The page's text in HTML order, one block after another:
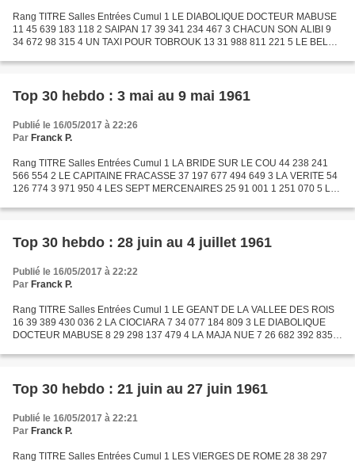
Rang TITRE Salles Entrées Cumul 1 LE DIABOLIQUE DOCTEUR MABUSE
11 45 639 183 118 2 SAIPAN 17 39 341 234 467 3 CHACUN SON ALIBI 9
34 672 98 315 4 UN TAXI POUR TOBROUK 13 31 988 811 221 5 LE BEL
Top 30 hebdo : 3 mai au 9 mai 1961
Publié le 16/05/2017 à 22:26
Par Franck P.
Rang TITRE Salles Entrées Cumul 1 LA BRIDE SUR LE COU 44 238 241
566 554 2 LE CAPITAINE FRACASSE 37 197 677 494 649 3 LA VERITE 54
126 774 3 971 950 4 LES SEPT MERCENAIRES 25 91 001 1 251 070 5 LA
Top 30 hebdo : 28 juin au 4 juillet 1961
Publié le 16/05/2017 à 22:22
Par Franck P.
Rang TITRE Salles Entrées Cumul 1 LE GEANT DE LA VALLEE DES ROIS
16 39 389 430 036 2 LA CIOCIARA 7 34 077 184 809 3 LE DIABOLIQUE
DOCTEUR MABUSE 8 29 298 137 479 4 LA MAJA NUE 7 26 682 392 835 5
CRISTO...
Top 30 hebdo : 21 juin au 27 juin 1961
Publié le 16/05/2017 à 22:21
Par Franck P.
Rang TITRE Salles Entrées Cumul 1 LES VIERGES DE ROME 28 38 297